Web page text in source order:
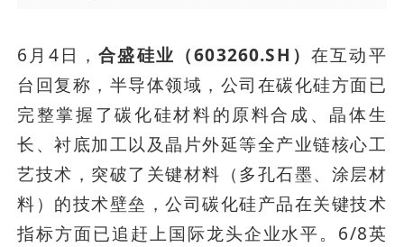
6月4日，合盛硅业（603260.SH）在互动平
台回复称，半导体领域，公司在碳化硅方面已
完整掌握了碳化硅材料的原料合成、晶体生
长、衬底加工以及晶片外延等全产业链核心工
艺技术，突破了关键材料（多孔石墨、涂层材
料）的技术壁垒，公司碳化硅产品在关键技术
指标方面已追赶上国际龙头企业水平。6/8英